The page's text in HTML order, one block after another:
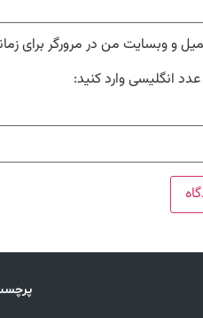
و وبسایت من در مرورگر برای
انگلیسی وارد کنید: